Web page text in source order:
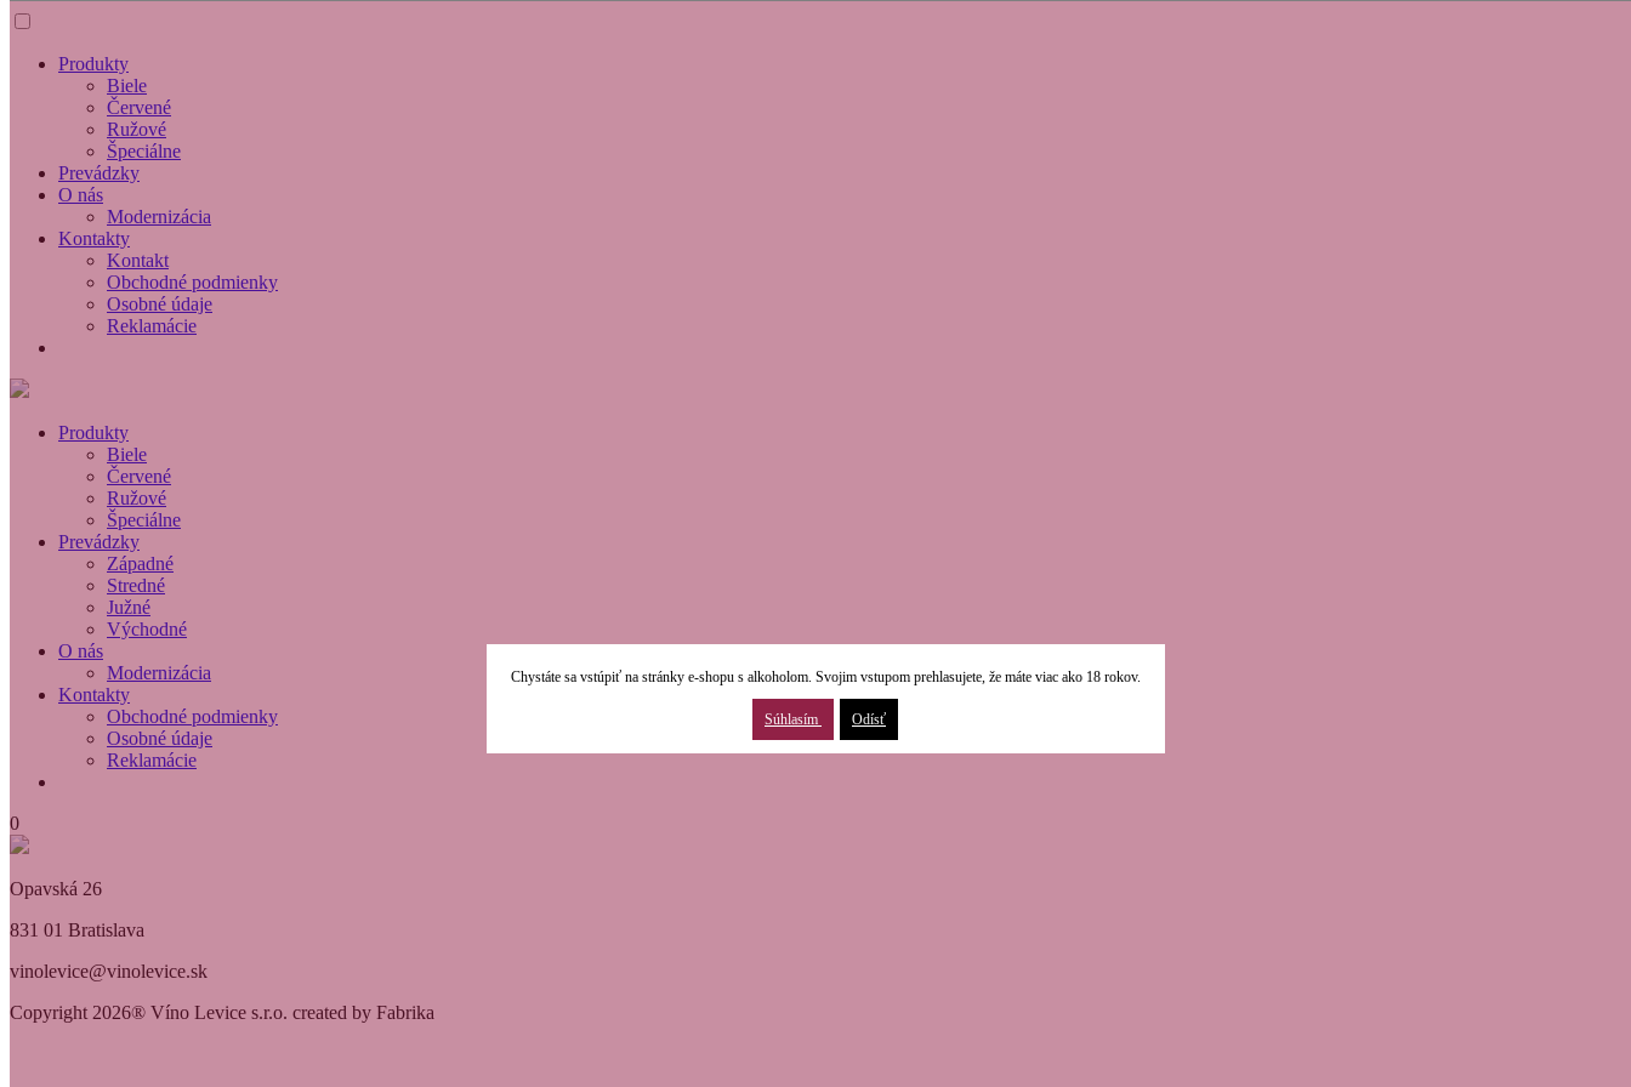
Produkty
Biele
Červené
Ružové
Špeciálne
Prevádzky
O nás
Modernizácia
Kontakty
Kontakt
Obchodné podmienky
Osobné údaje
Reklamácie
Produkty
Biele
Červené
Ružové
Špeciálne
Prevádzky
Západné
Stredné
Južné
Východné
O nás
Modernizácia
Kontakty
Obchodné podmienky
Osobné údaje
Reklamácie
0
Opavská 26
831 01 Bratislava
vinolevice@vinolevice.sk
Copyright 2026® Víno Levice s.r.o. created by Fabrika
Chystáte sa vstúpiť na stránky e-shopu s alkoholom. Svojim vstupom prehlasujete, že máte viac ako 18 rokov.
Súhlasím Odísť